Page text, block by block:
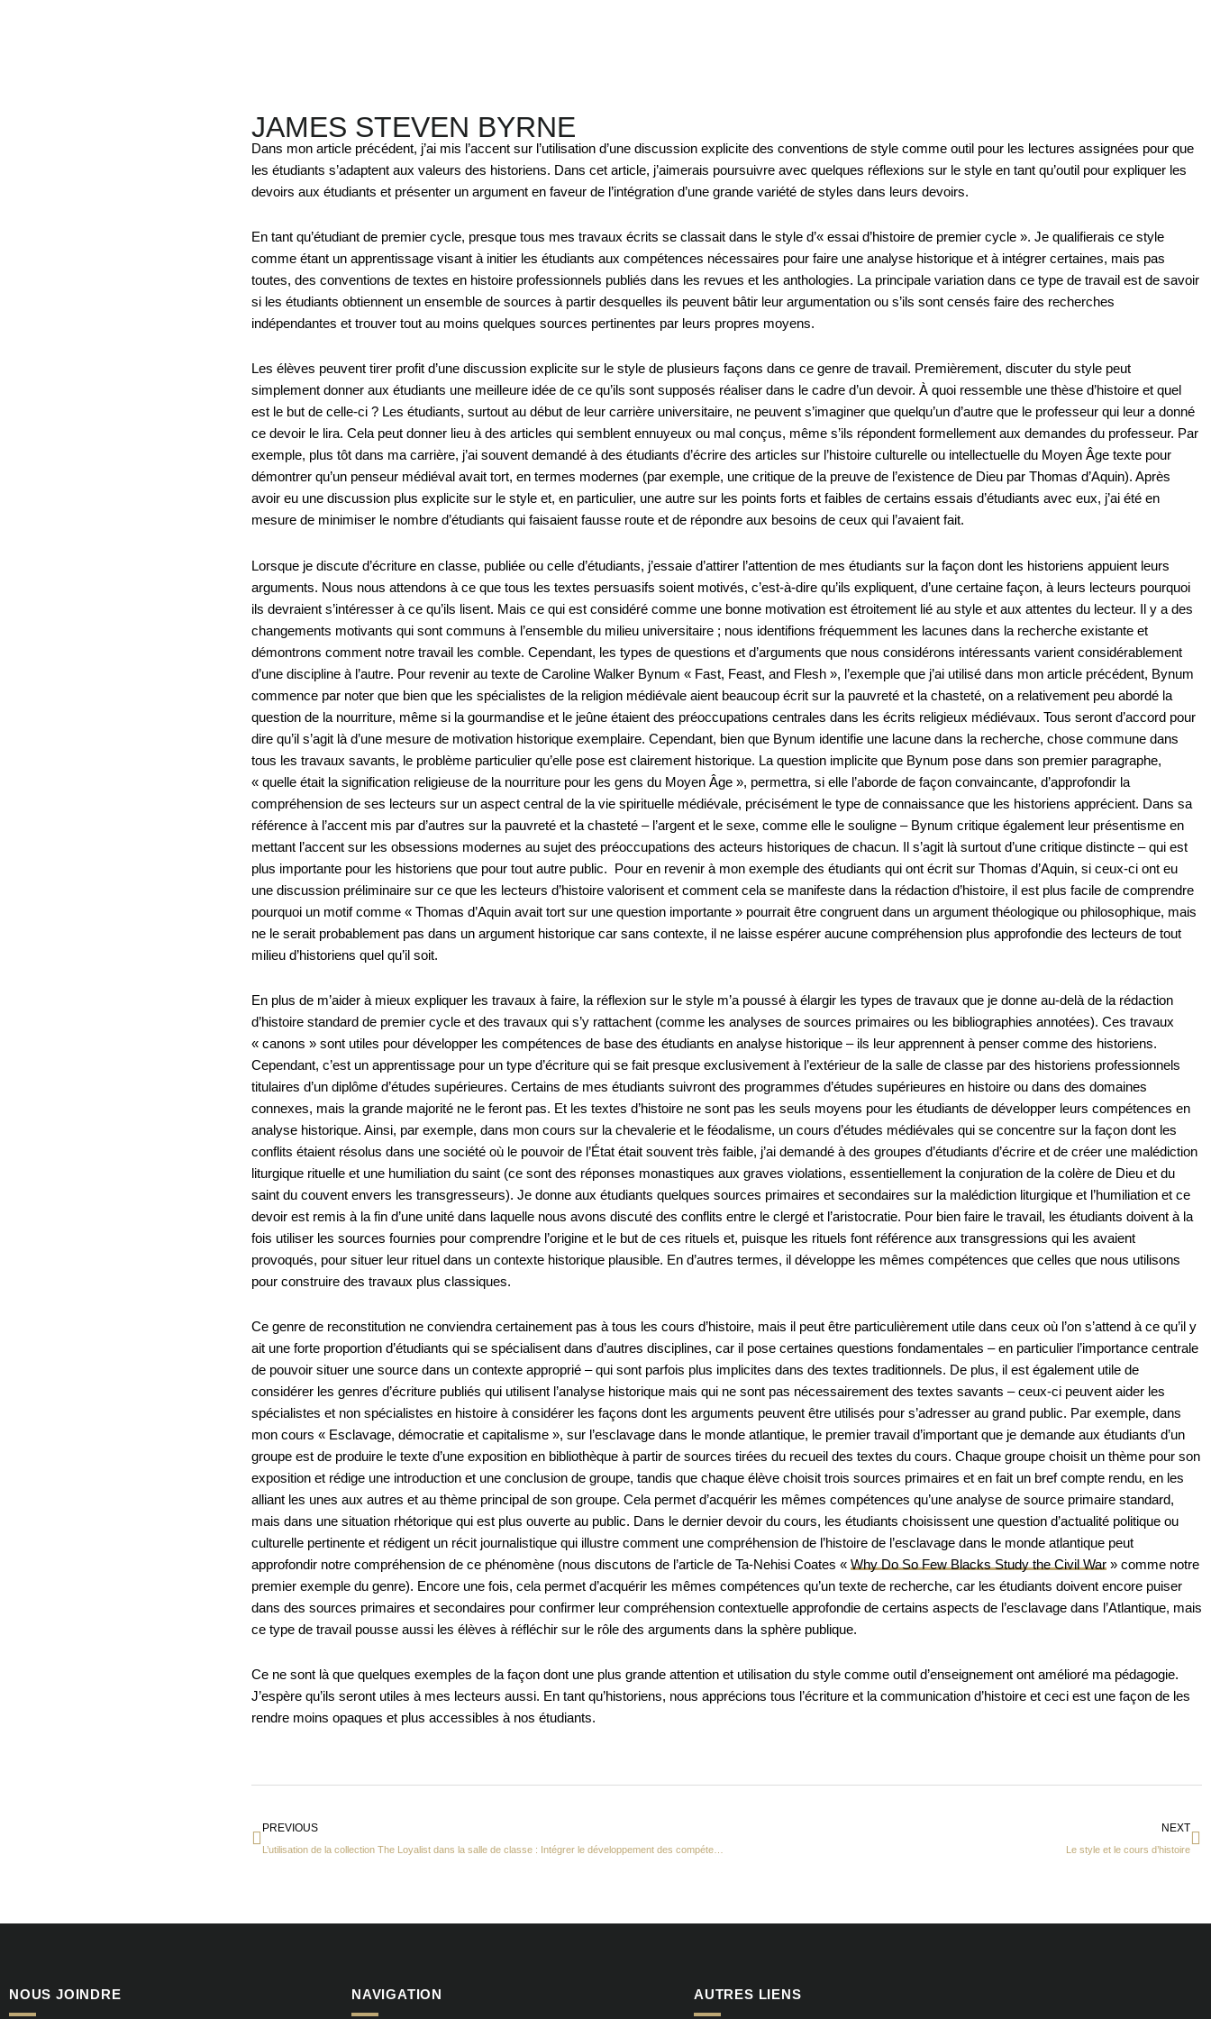
JAMES STEVEN BYRNE
Dans mon article précédent, j’ai mis l’accent sur l’utilisation d’une discussion explicite des conventions de style comme outil pour les lectures assignées pour que
les étudiants s’adaptent aux valeurs des historiens. Dans cet article, j’aimerais poursuivre avec quelques réflexions sur le style en tant qu’outil pour expliquer les
devoirs aux étudiants et présenter un argument en faveur de l’intégration d’une grande variété de styles dans leurs devoirs.
En tant qu’étudiant de premier cycle, presque tous mes travaux écrits se classait dans le style d’« essai d’histoire de premier cycle ». Je qualifierais ce style
comme étant un apprentissage visant à initier les étudiants aux compétences nécessaires pour faire une analyse historique et à intégrer certaines, mais pas
toutes, des conventions de textes en histoire professionnels publiés dans les revues et les anthologies. La principale variation dans ce type de travail est de savoir
si les étudiants obtiennent un ensemble de sources à partir desquelles ils peuvent bâtir leur argumentation ou s’ils sont censés faire des recherches
indépendantes et trouver tout au moins quelques sources pertinentes par leurs propres moyens.
Les élèves peuvent tirer profit d’une discussion explicite sur le style de plusieurs façons dans ce genre de travail. Premièrement, discuter du style peut
simplement donner aux étudiants une meilleure idée de ce qu’ils sont supposés réaliser dans le cadre d’un devoir. À quoi ressemble une thèse d’histoire et quel
est le but de celle-ci ? Les étudiants, surtout au début de leur carrière universitaire, ne peuvent s’imaginer que quelqu’un d’autre que le professeur qui leur a donné
ce devoir le lira. Cela peut donner lieu à des articles qui semblent ennuyeux ou mal conçus, même s’ils répondent formellement aux demandes du professeur. Par
exemple, plus tôt dans ma carrière, j’ai souvent demandé à des étudiants d’écrire des articles sur l’histoire culturelle ou intellectuelle du Moyen Âge texte pour
démontrer qu’un penseur médiéval avait tort, en termes modernes (par exemple, une critique de la preuve de l’existence de Dieu par Thomas d’Aquin). Après
avoir eu une discussion plus explicite sur le style et, en particulier, une autre sur les points forts et faibles de certains essais d’étudiants avec eux, j’ai été en
mesure de minimiser le nombre d’étudiants qui faisaient fausse route et de répondre aux besoins de ceux qui l’avaient fait.
Lorsque je discute d’écriture en classe, publiée ou celle d’étudiants, j’essaie d’attirer l’attention de mes étudiants sur la façon dont les historiens appuient leurs
arguments. Nous nous attendons à ce que tous les textes persuasifs soient motivés, c’est-à-dire qu’ils expliquent, d’une certaine façon, à leurs lecteurs pourquoi
ils devraient s’intéresser à ce qu’ils lisent. Mais ce qui est considéré comme une bonne motivation est étroitement lié au style et aux attentes du lecteur. Il y a des
changements motivants qui sont communs à l’ensemble du milieu universitaire ; nous identifions fréquemment les lacunes dans la recherche existante et
démontrons comment notre travail les comble. Cependant, les types de questions et d’arguments que nous considérons intéressants varient considérablement
d’une discipline à l’autre. Pour revenir au texte de Caroline Walker Bynum « Fast, Feast, and Flesh », l’exemple que j’ai utilisé dans mon article précédent, Bynum
commence par noter que bien que les spécialistes de la religion médiévale aient beaucoup écrit sur la pauvreté et la chasteté, on a relativement peu abordé la
question de la nourriture, même si la gourmandise et le jeûne étaient des préoccupations centrales dans les écrits religieux médiévaux. Tous seront d’accord pour
dire qu’il s’agit là d’une mesure de motivation historique exemplaire. Cependant, bien que Bynum identifie une lacune dans la recherche, chose commune dans
tous les travaux savants, le problème particulier qu’elle pose est clairement historique. La question implicite que Bynum pose dans son premier paragraphe,
« quelle était la signification religieuse de la nourriture pour les gens du Moyen Âge », permettra, si elle l’aborde de façon convaincante, d’approfondir la
compréhension de ses lecteurs sur un aspect central de la vie spirituelle médiévale, précisément le type de connaissance que les historiens apprécient. Dans sa
référence à l’accent mis par d’autres sur la pauvreté et la chasteté – l’argent et le sexe, comme elle le souligne – Bynum critique également leur présentisme en
mettant l’accent sur les obsessions modernes au sujet des préoccupations des acteurs historiques de chacun. Il s’agit là surtout d’une critique distincte – qui est
plus importante pour les historiens que pour tout autre public. Pour en revenir à mon exemple des étudiants qui ont écrit sur Thomas d’Aquin, si ceux-ci ont eu
une discussion préliminaire sur ce que les lecteurs d’histoire valorisent et comment cela se manifeste dans la rédaction d’histoire, il est plus facile de comprendre
pourquoi un motif comme « Thomas d’Aquin avait tort sur une question importante » pourrait être congruent dans un argument théologique ou philosophique, mais
ne le serait probablement pas dans un argument historique car sans contexte, il ne laisse espérer aucune compréhension plus approfondie des lecteurs de tout
milieu d’historiens quel qu’il soit.
En plus de m’aider à mieux expliquer les travaux à faire, la réflexion sur le style m’a poussé à élargir les types de travaux que je donne au-delà de la rédaction
d’histoire standard de premier cycle et des travaux qui s’y rattachent (comme les analyses de sources primaires ou les bibliographies annotées). Ces travaux
« canons » sont utiles pour développer les compétences de base des étudiants en analyse historique – ils leur apprennent à penser comme des historiens.
Cependant, c’est un apprentissage pour un type d’écriture qui se fait presque exclusivement à l’extérieur de la salle de classe par des historiens professionnels
titulaires d’un diplôme d’études supérieures. Certains de mes étudiants suivront des programmes d’études supérieures en histoire ou dans des domaines
connexes, mais la grande majorité ne le feront pas. Et les textes d’histoire ne sont pas les seuls moyens pour les étudiants de développer leurs compétences en
analyse historique. Ainsi, par exemple, dans mon cours sur la chevalerie et le féodalisme, un cours d’études médiévales qui se concentre sur la façon dont les
conflits étaient résolus dans une société où le pouvoir de l’État était souvent très faible, j’ai demandé à des groupes d’étudiants d’écrire et de créer une malédiction
liturgique rituelle et une humiliation du saint (ce sont des réponses monastiques aux graves violations, essentiellement la conjuration de la colère de Dieu et du
saint du couvent envers les transgresseurs). Je donne aux étudiants quelques sources primaires et secondaires sur la malédiction liturgique et l’humiliation et ce
devoir est remis à la fin d’une unité dans laquelle nous avons discuté des conflits entre le clergé et l’aristocratie. Pour bien faire le travail, les étudiants doivent à la
fois utiliser les sources fournies pour comprendre l’origine et le but de ces rituels et, puisque les rituels font référence aux transgressions qui les avaient
provoqués, pour situer leur rituel dans un contexte historique plausible. En d’autres termes, il développe les mêmes compétences que celles que nous utilisons
pour construire des travaux plus classiques.
Ce genre de reconstitution ne conviendra certainement pas à tous les cours d’histoire, mais il peut être particulièrement utile dans ceux où l’on s’attend à ce qu’il y
ait une forte proportion d’étudiants qui se spécialisent dans d’autres disciplines, car il pose certaines questions fondamentales – en particulier l’importance centrale
de pouvoir situer une source dans un contexte approprié – qui sont parfois plus implicites dans des textes traditionnels. De plus, il est également utile de
considérer les genres d’écriture publiés qui utilisent l’analyse historique mais qui ne sont pas nécessairement des textes savants – ceux-ci peuvent aider les
spécialistes et non spécialistes en histoire à considérer les façons dont les arguments peuvent être utilisés pour s’adresser au grand public. Par exemple, dans
mon cours « Esclavage, démocratie et capitalisme », sur l’esclavage dans le monde atlantique, le premier travail d’important que je demande aux étudiants d’un
groupe est de produire le texte d’une exposition en bibliothèque à partir de sources tirées du recueil des textes du cours. Chaque groupe choisit un thème pour son
exposition et rédige une introduction et une conclusion de groupe, tandis que chaque élève choisit trois sources primaires et en fait un bref compte rendu, en les
alliant les unes aux autres et au thème principal de son groupe. Cela permet d’acquérir les mêmes compétences qu’une analyse de source primaire standard,
mais dans une situation rhétorique qui est plus ouverte au public. Dans le dernier devoir du cours, les étudiants choisissent une question d’actualité politique ou
culturelle pertinente et rédigent un récit journalistique qui illustre comment une compréhension de l’histoire de l’esclavage dans le monde atlantique peut
approfondir notre compréhension de ce phénomène (nous discutons de l’article de Ta-Nehisi Coates « Why Do So Few Blacks Study the Civil War» comme notre
premier exemple du genre). Encore une fois, cela permet d’acquérir les mêmes compétences qu’un texte de recherche, car les étudiants doivent encore puiser
dans des sources primaires et secondaires pour confirmer leur compréhension contextuelle approfondie de certains aspects de l’esclavage dans l’Atlantique, mais
ce type de travail pousse aussi les élèves à réfléchir sur le rôle des arguments dans la sphère publique.
Ce ne sont là que quelques exemples de la façon dont une plus grande attention et utilisation du style comme outil d’enseignement ont amélioré ma pédagogie.
J’espère qu’ils seront utiles à mes lecteurs aussi. En tant qu’historiens, nous apprécions tous l’écriture et la communication d’histoire et ceci est une façon de les
rendre moins opaques et plus accessibles à nos étudiants.
Précédent
PREVIOUS
L’utilisation de la collection The Loyalist dans la salle de classe : Intégrer le développement des compétences professionnelles dans les cours d’histoire
NEXT
Le style et le cours d’histoire
NOUS JOINDRE NAVIGATION AUTRES LIENS